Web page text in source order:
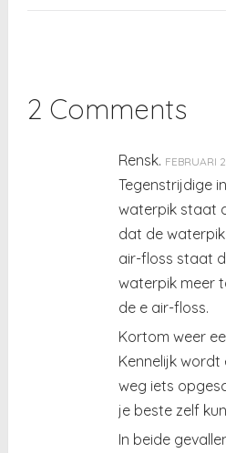
2 Comments
Rensk. FEBRUARI
Tegenstrijdige
waterpik staat
dat de
air-floss staat
waterpik meer
de e air-floss.
Kortom weer
Kennelijk
weg iets
je beste zelf
In beide